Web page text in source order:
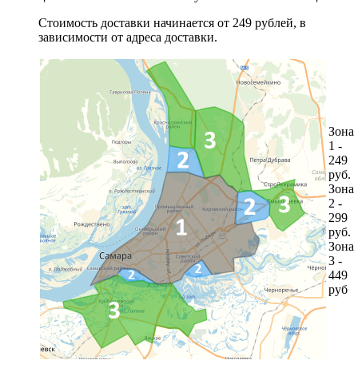
Стоимость доставки начинается от 249 рублей, в
зависимости от адреса доставки.
Зона
1 -
249
руб.
Зона
2 -
299
руб.
Зона
3 -
449
руб